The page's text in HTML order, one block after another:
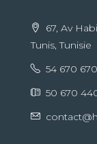
67, Av
Tunis, Tunisie
54 670 670
50 670